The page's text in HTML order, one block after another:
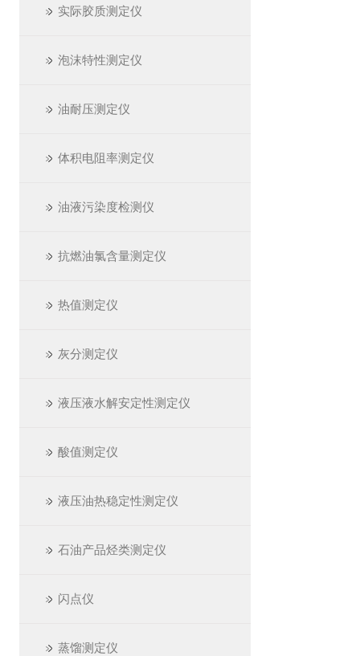
实际胶质测定仪
泡沫特性测定仪
油耐压测定仪
体积电阻率测定仪
油液污染度检测仪
抗燃油氯含量测定仪
热值测定仪
灰分测定仪
液压液水解安定性测定仪
酸值测定仪
液压油热稳定性测定仪
石油产品烃类测定仪
闪点仪
蒸馏测定仪